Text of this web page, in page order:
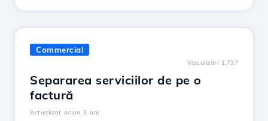
Commercial
Vizualizări 1,737
Separarea serviciilor de pe o
factură
Actualizat acum 3 ani